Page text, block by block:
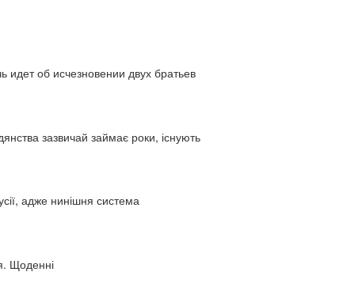
об исчезновении двух братьев
зазвичай займає роки, існують
адже нинішня система
Щоденні